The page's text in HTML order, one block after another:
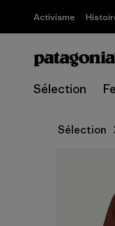
Activisme
Sélection
Sélection